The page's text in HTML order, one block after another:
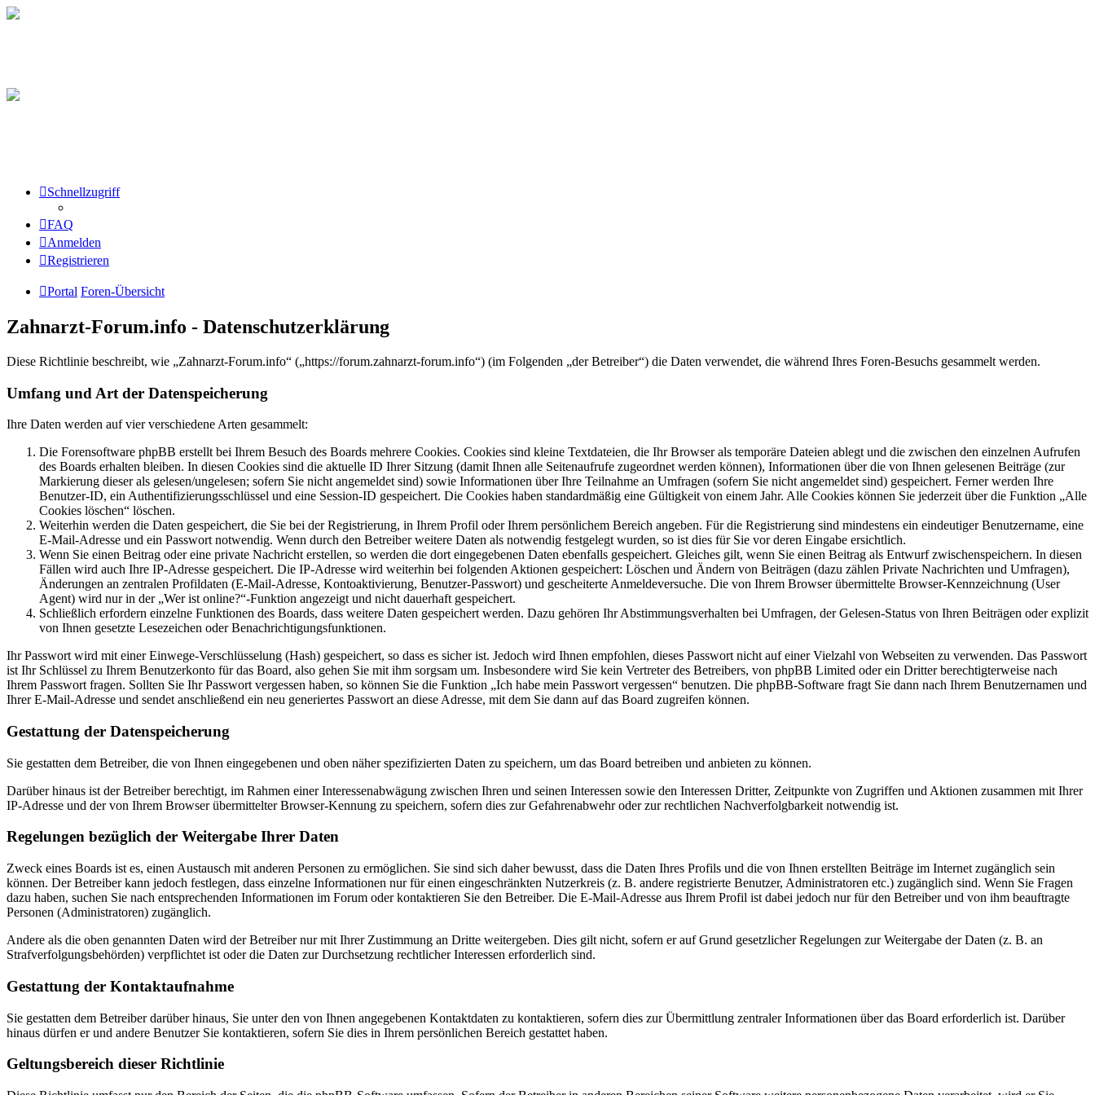
Schnellzugriff
FAQ
Anmelden
Registrieren
Portal Foren-Übersicht
Zahnarzt-Forum.info - Datenschutzerklärung
Diese Richtlinie beschreibt, wie „Zahnarzt-Forum.info“ („https://forum.zahnarzt-forum.info“) (im Folgenden „der Betreiber“) die Daten verwendet, die während Ihres Foren-Besuchs gesammelt werden.
Umfang und Art der Datenspeicherung
Ihre Daten werden auf vier verschiedene Arten gesammelt:
Die Forensoftware phpBB erstellt bei Ihrem Besuch des Boards mehrere Cookies. Cookies sind kleine Textdateien, die Ihr Browser als temporäre Dateien ablegt und die zwischen den einzelnen Aufrufen
des Boards erhalten bleiben. In diesen Cookies sind die aktuelle ID Ihrer Sitzung (damit Ihnen alle Seitenaufrufe zugeordnet werden können), Informationen über die von Ihnen gelesenen Beiträge (zur
Markierung dieser als gelesen/ungelesen; sofern Sie nicht angemeldet sind) sowie Informationen über Ihre Teilnahme an Umfragen (sofern Sie nicht angemeldet sind) gespeichert. Ferner werden Ihre
Benutzer-ID, ein Authentifizierungsschlüssel und eine Session-ID gespeichert. Die Cookies haben standardmäßig eine Gültigkeit von einem Jahr. Alle Cookies können Sie jederzeit über die Funktion „Alle
Cookies löschen“ löschen.
Weiterhin werden die Daten gespeichert, die Sie bei der Registrierung, in Ihrem Profil oder Ihrem persönlichem Bereich angeben. Für die Registrierung sind mindestens ein eindeutiger Benutzername, eine
E-Mail-Adresse und ein Passwort notwendig. Wenn durch den Betreiber weitere Daten als notwendig festgelegt wurden, so ist dies für Sie vor deren Eingabe ersichtlich.
Wenn Sie einen Beitrag oder eine private Nachricht erstellen, so werden die dort eingegebenen Daten ebenfalls gespeichert. Gleiches gilt, wenn Sie einen Beitrag als Entwurf zwischenspeichern. In diesen
Fällen wird auch Ihre IP-Adresse gespeichert. Die IP-Adresse wird weiterhin bei folgenden Aktionen gespeichert: Löschen und Ändern von Beiträgen (dazu zählen Private Nachrichten und Umfragen),
Änderungen an zentralen Profildaten (E-Mail-Adresse, Kontoaktivierung, Benutzer-Passwort) und gescheiterte Anmeldeversuche. Die von Ihrem Browser übermittelte Browser-Kennzeichnung (User
Agent) wird nur in der „Wer ist online?“-Funktion angezeigt und nicht dauerhaft gespeichert.
Schließlich erfordern einzelne Funktionen des Boards, dass weitere Daten gespeichert werden. Dazu gehören Ihr Abstimmungsverhalten bei Umfragen, der Gelesen-Status von Ihren Beiträgen oder explizit
von Ihnen gesetzte Lesezeichen oder Benachrichtigungsfunktionen.
Ihr Passwort wird mit einer Einwege-Verschlüsselung (Hash) gespeichert, so dass es sicher ist. Jedoch wird Ihnen empfohlen, dieses Passwort nicht auf einer Vielzahl von Webseiten zu verwenden. Das Passwort
ist Ihr Schlüssel zu Ihrem Benutzerkonto für das Board, also gehen Sie mit ihm sorgsam um. Insbesondere wird Sie kein Vertreter des Betreibers, von phpBB Limited oder ein Dritter berechtigterweise nach
Ihrem Passwort fragen. Sollten Sie Ihr Passwort vergessen haben, so können Sie die Funktion „Ich habe mein Passwort vergessen“ benutzen. Die phpBB-Software fragt Sie dann nach Ihrem Benutzernamen und
Ihrer E-Mail-Adresse und sendet anschließend ein neu generiertes Passwort an diese Adresse, mit dem Sie dann auf das Board zugreifen können.
Gestattung der Datenspeicherung
Sie gestatten dem Betreiber, die von Ihnen eingegebenen und oben näher spezifizierten Daten zu speichern, um das Board betreiben und anbieten zu können.
Darüber hinaus ist der Betreiber berechtigt, im Rahmen einer Interessenabwägung zwischen Ihren und seinen Interessen sowie den Interessen Dritter, Zeitpunkte von Zugriffen und Aktionen zusammen mit Ihrer
IP-Adresse und der von Ihrem Browser übermittelter Browser-Kennung zu speichern, sofern dies zur Gefahrenabwehr oder zur rechtlichen Nachverfolgbarkeit notwendig ist.
Regelungen bezüglich der Weitergabe Ihrer Daten
Zweck eines Boards ist es, einen Austausch mit anderen Personen zu ermöglichen. Sie sind sich daher bewusst, dass die Daten Ihres Profils und die von Ihnen erstellten Beiträge im Internet zugänglich sein
können. Der Betreiber kann jedoch festlegen, dass einzelne Informationen nur für einen eingeschränkten Nutzerkreis (z. B. andere registrierte Benutzer, Administratoren etc.) zugänglich sind. Wenn Sie Fragen
dazu haben, suchen Sie nach entsprechenden Informationen im Forum oder kontaktieren Sie den Betreiber. Die E-Mail-Adresse aus Ihrem Profil ist dabei jedoch nur für den Betreiber und von ihm beauftragte
Personen (Administratoren) zugänglich.
Andere als die oben genannten Daten wird der Betreiber nur mit Ihrer Zustimmung an Dritte weitergeben. Dies gilt nicht, sofern er auf Grund gesetzlicher Regelungen zur Weitergabe der Daten (z. B. an
Strafverfolgungsbehörden) verpflichtet ist oder die Daten zur Durchsetzung rechtlicher Interessen erforderlich sind.
Gestattung der Kontaktaufnahme
Sie gestatten dem Betreiber darüber hinaus, Sie unter den von Ihnen angegebenen Kontaktdaten zu kontaktieren, sofern dies zur Übermittlung zentraler Informationen über das Board erforderlich ist. Darüber
hinaus dürfen er und andere Benutzer Sie kontaktieren, sofern Sie dies in Ihrem persönlichen Bereich gestattet haben.
Geltungsbereich dieser Richtlinie